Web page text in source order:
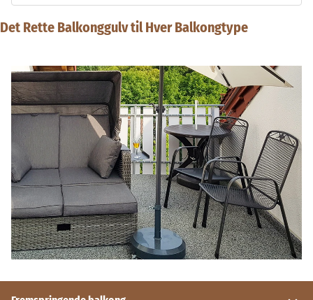
Det Rette Balkonggulv til Hver Balkongtype